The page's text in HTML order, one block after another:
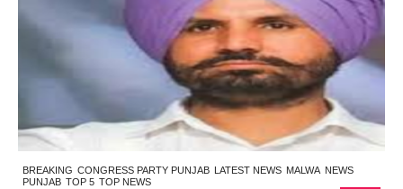
BREAKING CONGRESS PARTY PUNJAB LATEST NEWS MALWA NEWS
PUNJAB TOP 5 TOP NEWS